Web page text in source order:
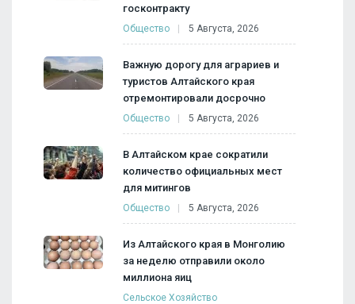
госконтракту
Общество 5 Августа, 2026
Важную дорогу для аграриев и
туристов Алтайского края
отремонтировали досрочно
Общество 5 Августа, 2026
В Алтайском крае сократили
количество официальных мест
для митингов
Общество 5 Августа, 2026
Из Алтайского края в Монголию
за неделю отправили около
миллиона яиц
Сельское Хозяйство